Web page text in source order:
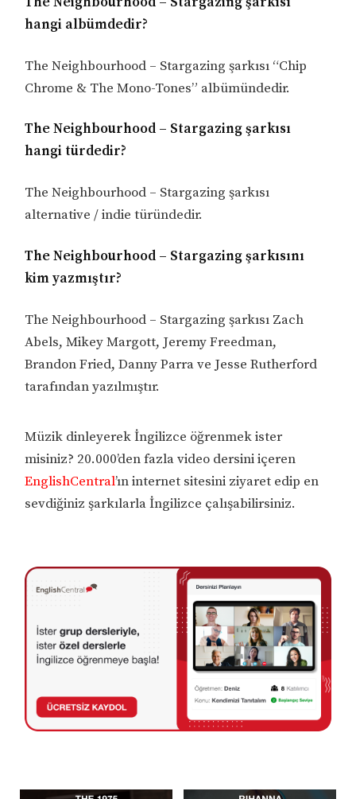
hangi albümdedir?
The Neighbourhood – Stargazing şarkısı “Chip
Chrome & The Mono-Tones” albümündedir.
The Neighbourhood – Stargazing şarkısı
hangi türdedir?
The Neighbourhood – Stargazing şarkısı
alternative / indie türündedir.
The Neighbourhood – Stargazing şarkısını
kim yazmıştır?
The Neighbourhood – Stargazing şarkısı Zach
Abels, Mikey Margott, Jeremy Freedman,
Brandon Fried, Danny Parra ve Jesse Rutherford
tarafından yazılmıştır.
Müzik dinleyerek İngilizce öğrenmek ister
misiniz? 20.000’den fazla video dersini içeren
EnglishCentral’ın internet sitesini ziyaret edip en
sevdiğiniz şarkılarla İngilizce çalışabilirsiniz.